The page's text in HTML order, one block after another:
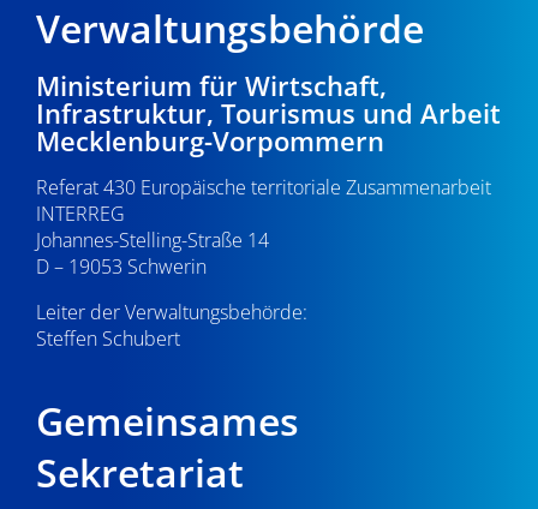
Verwaltungsbehörde
Ministerium für Wirtschaft,
Infrastruktur, Tourismus und Arbeit
Mecklenburg-Vorpommern
Referat 430 Europäische territoriale Zusammenarbeit
INTERREG
Johannes-Stelling-Straße 14
D – 19053 Schwerin
Leiter der Verwaltungsbehörde:
Steffen Schubert
Gemeinsames
Sekretariat